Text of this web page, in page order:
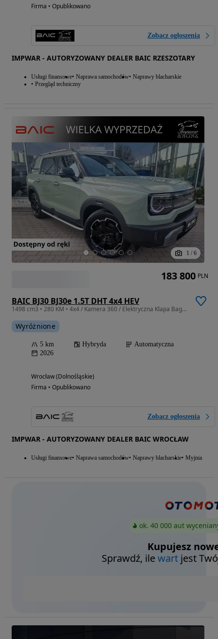
Firma • Opublikowano
Zobacz ogłoszenia
IMPWAR - AUTORYZOWANY DEALER BAIC RZESZOTARY
Usługi finansowe Naprawa samochodów Naprawy blacharskie
Przegląd techniczny
1 / 6
BAIC BJ30 BJ30e 1.5T DHT 4x4 HEV
1498 cm3 • 280 KM • 4x4 / Kamera 360 / Elektryczna Klapa Bagażnika
Wyróżnione
5 km Hybryda
Automatyczna
2026
Wrocław (Dolnośląskie)
Firma • Opublikowano
Zobacz ogłoszenia
IMPWAR - AUTORYZOWANY DEALER BAIC WROCŁAW
Usługi finansowe Naprawa samochodów Naprawy blacharskie Myjnia
183 800 PLN
ok. 40 000 aut
Kupujesz
Sprawdź, ilewart jest